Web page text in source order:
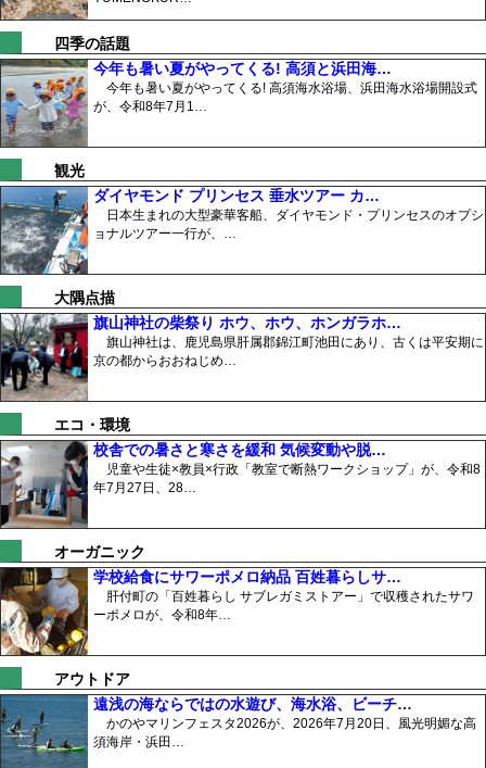
四季の話題
今年も暑い夏がやってくる! 高須と浜田海…
今年も暑い夏がやってくる! 高須海水浴場、浜田海水浴場開設式
が、令和8年7月1…
観光
ダイヤモンド プリンセス 垂水ツアー カ…
日本生まれの大型豪華客船、ダイヤモンド・プリンセスのオプシ
ョナルツアー一行が、…
大隅点描
旗山神社の柴祭り ホウ、ホウ、ホンガラホ…
旗山神社は、鹿児島県肝属郡錦江町池田にあり、古くは平安期に
京の都からおおねじめ…
エコ・環境
校舎での暑さと寒さを緩和 気候変動や脱…
児童や生徒×教員×行政「教室で断熱ワークショップ」が、令和8
年7月27日、28…
オーガニック
学校給食にサワーポメロ納品 百姓暮らしサ…
肝付町の「百姓暮らし サブレガミストアー」で収穫されたサワ
ーポメロが、令和8年…
アウトドア
遠浅の海ならではの水遊び、海水浴、ビーチ…
かのやマリンフェスタ2026が、2026年7月20日、風光明媚な高
須海岸・浜田…